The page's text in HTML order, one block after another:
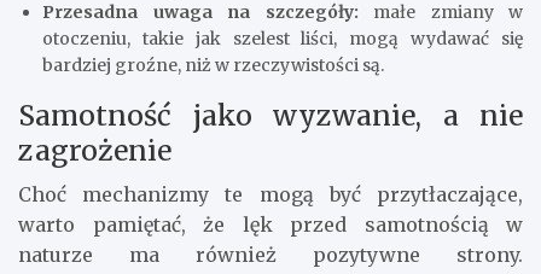
Przesadna uwaga na szczegóły: małe zmiany w
otoczeniu, takie jak szelest liści, mogą wydawać się
bardziej groźne, niż w rzeczywistości są.
Samotność jako wyzwanie, a nie
zagrożenie
Choć mechanizmy te mogą być przytłaczające,
warto pamiętać, że lęk przed samotnością w
naturze ma również pozytywne strony.